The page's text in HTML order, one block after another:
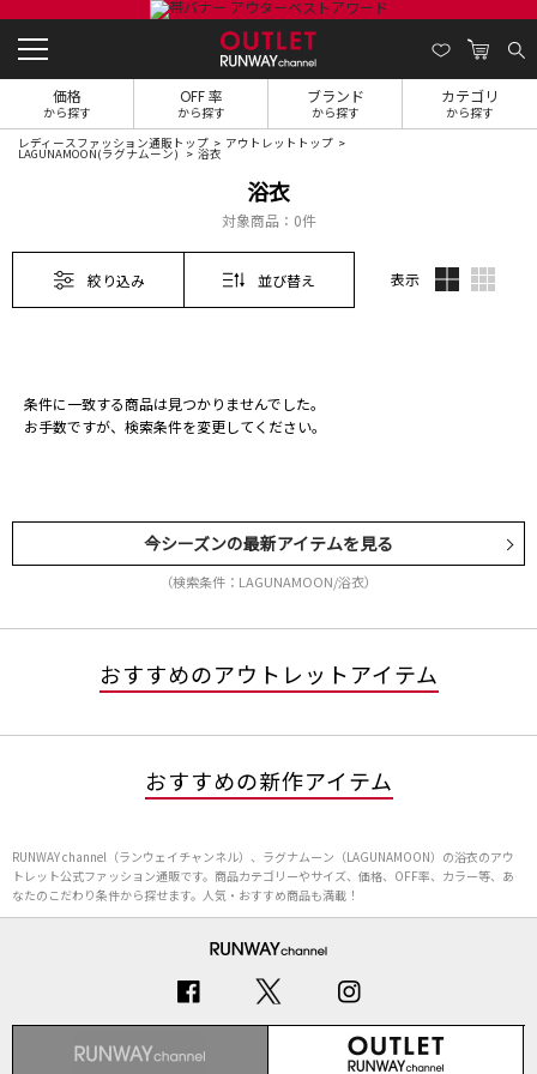
価格
から探す
OFF 率
から探す
ブランド
から探す
カテゴリ
から探す
レディースファッション通販トップ アウトレットトップ
LAGUNAMOON(ラグナムーン) 浴衣
浴衣
対象商品： 0件
絞り込み 並び替え 表示
条件に一致する商品は見つかりませんでした。
お手数ですが、検索条件を変更してください。
今シーズンの最新アイテムを見る
（検索条件：LAGUNAMOON/浴衣）
おすすめのアウトレットアイテム
おすすめの新作アイテム
RUNWAY channel（ランウェイチャンネル）、ラグナムーン（LAGUNAMOON）の浴衣のアウ
トレット公式ファッション通販です。商品カテゴリーやサイズ、価格、OFF率、カラー等、あ
なたのこだわり条件から探せます。人気・おすすめ商品も満載！